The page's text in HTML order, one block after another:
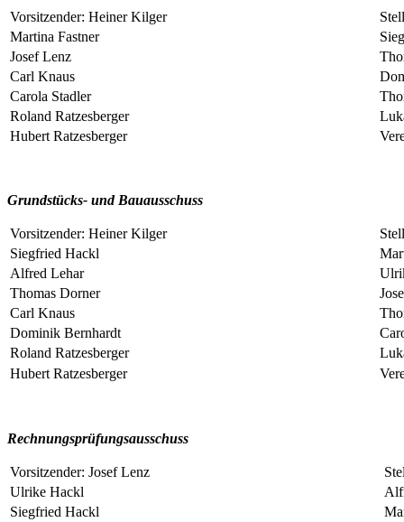
Vorsitzender: Heiner Kilger
Martina Fastner
Josef Lenz
Carl Knaus
Carola Stadler
Roland Ratzesberger
Hubert Ratzesberger
Grundstücks- und Bauausschuss
Vorsitzender: Heiner Kilger
Siegfried Hackl
Alfred Lehar
Thomas Dorner
Carl Knaus
Dominik Bernhardt
Roland Ratzesberger
Hubert Ratzesberger
Rechnungsprüfungsausschuss
Vorsitzender: Josef Lenz
Ulrike Hackl
Siegfried Hackl